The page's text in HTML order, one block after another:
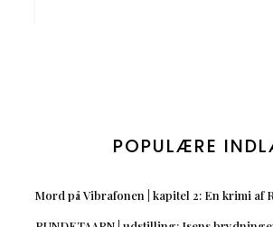
POPULÆRE
Mord på Vibrafonen | kapitel 2: En krimi af